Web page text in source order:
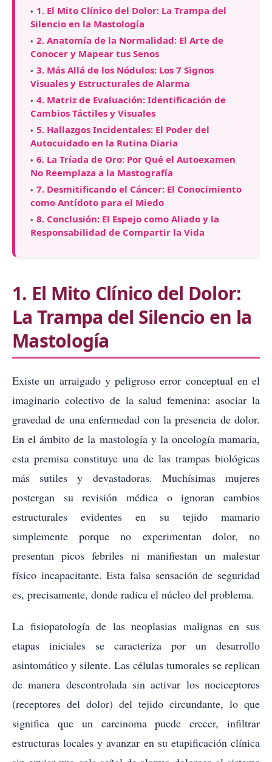
1. El Mito Clínico del Dolor: La Trampa del
Silencio en la Mastología
2. Anatomía de la Normalidad: El Arte de
Conocer y Mapear tus Senos
3. Más Allá de los Nódulos: Los 7 Signos
Visuales y Estructurales de Alarma
4. Matriz de Evaluación: Identificación de
Cambios Táctiles y Visuales
5. Hallazgos Incidentales: El Poder del
Autocuidado en la Rutina Diaria
6. La Tríada de Oro: Por Qué el Autoexamen
No Reemplaza a la Mastografía
7. Desmitificando el Cáncer: El Conocimiento
como Antídoto para el Miedo
8. Conclusión: El Espejo como Aliado y la
Responsabilidad de Compartir la Vida
1. El Mito Clínico del Dolor:
La Trampa del Silencio en la
Mastología
Existe un arraigado y peligroso error conceptual en el
imaginario colectivo de la salud femenina: asociar la
gravedad de una enfermedad con la presencia de dolor.
En el ámbito de la mastología y la oncología mamaria,
esta premisa constituye una de las trampas biológicas
más sutiles y devastadoras. Muchísimas mujeres
postergan su revisión médica o ignoran cambios
estructurales evidentes en su tejido mamario
simplemente porque no experimentan dolor, no
presentan picos febriles ni manifiestan un malestar
físico incapacitante. Esta falsa sensación de seguridad
es, precisamente, donde radica el núcleo del problema.
La fisiopatología de las neoplasias malignas en sus
etapas iniciales se caracteriza por un desarrollo
asintomático y silente. Las células tumorales se replican
de manera descontrolada sin activar los nociceptores
(receptores del dolor) del tejido circundante, lo que
significa que un carcinoma puede crecer, infiltrar
estructuras locales y avanzar en su etapificación clínica